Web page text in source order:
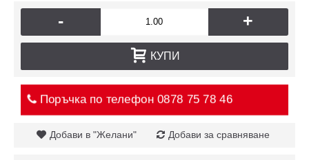
- +
КУПИ
Поръчка по телефон 0878 75 78 46
Добави в "Желани" Добави за сравняване